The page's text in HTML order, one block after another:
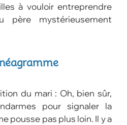
à vouloir entreprendre
père mystérieusement
du mari : Oh, bien sûr,
pour signaler la
pousse pas plus loin. Il y a